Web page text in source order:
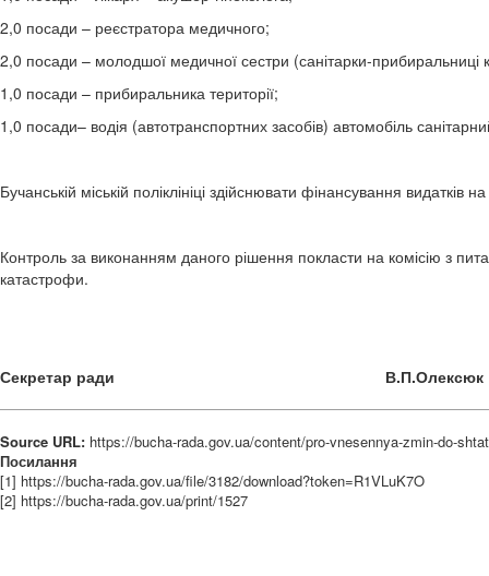
2,0 посади – реєстратора медичного;
2,0 посади – молодшої медичної сестри (санітарки-прибиральниці
1,0 посади – прибиральника території;
1,0 посади– водія (автотранспортних засобів) автомобіль
Бучанській міській поліклініці здійснювати фінансування
Контроль за виконанням даного рішення покласти на комісію з
катастрофи.
Секретар ради
Source URL: https://bucha-rada.gov.ua/content/pro-vnesennya-zmin-do-
Посилання
[1] https://bucha-rada.gov.ua/file/3182/download?token=R1VLuK7O
[2] https://bucha-rada.gov.ua/print/1527